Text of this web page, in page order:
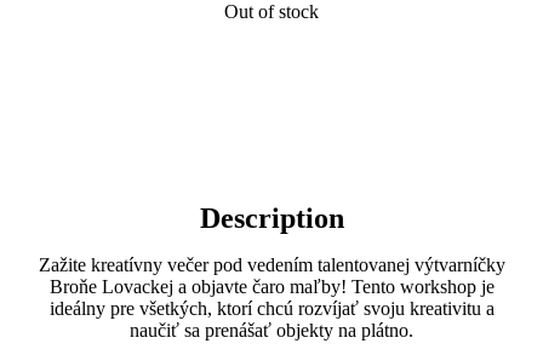
Out of stock
Description
Zažite kreatívny večer pod vedením talentovanej výtvarníčky
Broňe Lovackej a objavte čaro maľby! Tento workshop je
ideálny pre všetkých, ktorí chcú rozvíjať svoju kreativitu a
naučiť sa prenášať objekty na plátno.